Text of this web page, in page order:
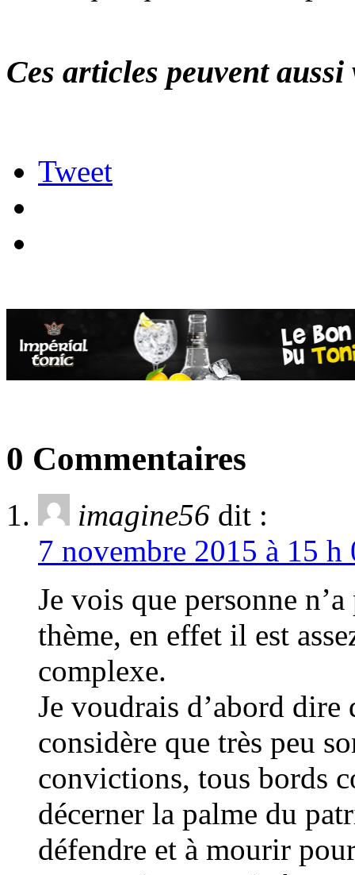
Ces articles peuvent
Tweet
0 Commentaires
imagine56 dit :
7 novembre 2015 à 15
Je vois que personne
thème, en effet il est
complexe.
Je voudrais d’abord dire
considère que très peu
convictions, tous bords
décerner la palme du
défendre et à mourir